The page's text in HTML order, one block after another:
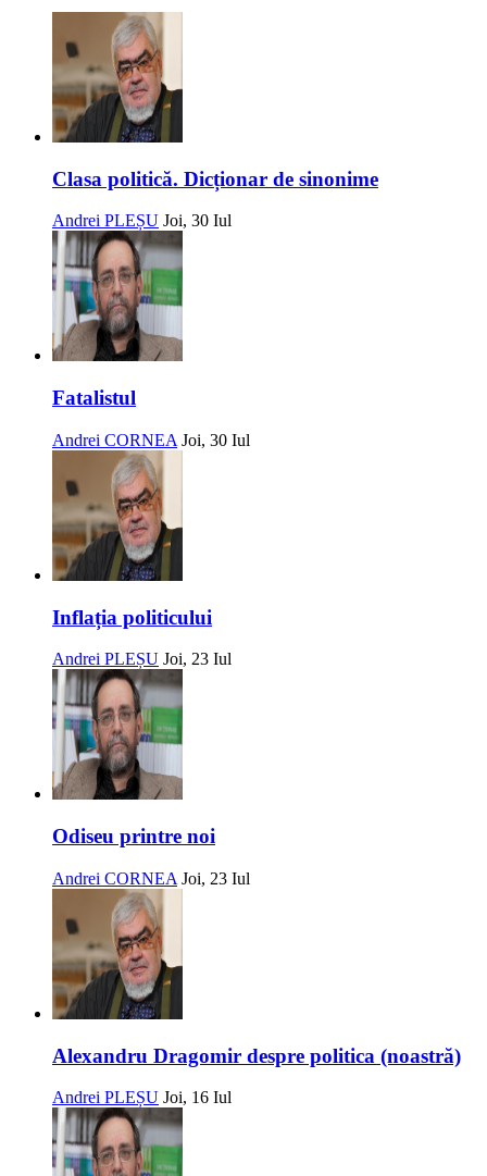
Clasa politică. Dicționar de sinonime
Andrei PLEȘU Joi, 30 Iul
Fatalistul
Andrei CORNEA Joi, 30 Iul
Inflația politicului
Andrei PLEȘU Joi, 23 Iul
Odiseu printre noi
Andrei CORNEA Joi, 23 Iul
Alexandru Dragomir despre politica (noastră)
Andrei PLEȘU Joi, 16 Iul